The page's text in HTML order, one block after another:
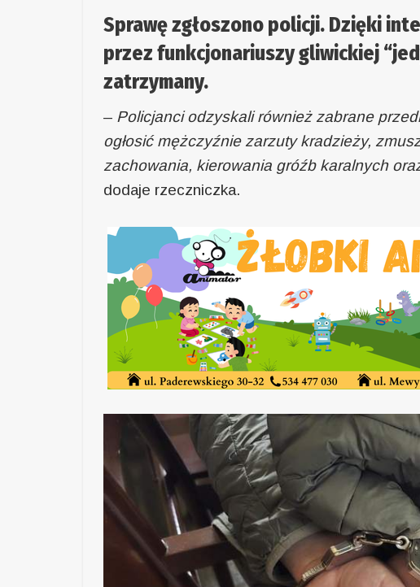
Sprawę zgłoszono policji. Dzięki
przez funkcjonariuszy gliwickiej
zatrzymany.
– Policjanci odzyskali również zabrane
ogłosić mężczyźnie zarzuty kradzieży,
zachowania, kierowania gróźb karalnych
dodaje rzeczniczka.